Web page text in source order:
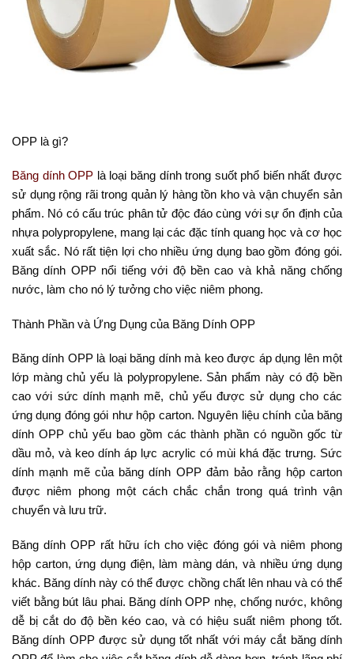
OPP là gì?
Băng dính OPP là loại băng dính trong suốt phổ biến nhất được
sử dụng rộng rãi trong quản lý hàng tồn kho và vận chuyển sản
phẩm. Nó có cấu trúc phân tử độc đáo cùng với sự ổn định của
nhựa polypropylene, mang lại các đặc tính quang học và cơ học
xuất sắc. Nó rất tiện lợi cho nhiều ứng dụng bao gồm đóng gói.
Băng dính OPP nổi tiếng với độ bền cao và khả năng chống
nước, làm cho nó lý tưởng cho việc niêm phong.
Thành Phần và Ứng Dụng của Băng Dính OPP
Băng dính OPP là loại băng dính mà keo được áp dụng lên một
lớp màng chủ yếu là polypropylene. Sản phẩm này có độ bền
cao với sức dính mạnh mẽ, chủ yếu được sử dụng cho các
ứng dụng đóng gói như hộp carton. Nguyên liệu chính của băng
dính OPP chủ yếu bao gồm các thành phần có nguồn gốc từ
dầu mỏ, và keo dính áp lực acrylic có mùi khá đặc trưng. Sức
dính mạnh mẽ của băng dính OPP đảm bảo rằng hộp carton
được niêm phong một cách chắc chắn trong quá trình vận
chuyển và lưu trữ.
Băng dính OPP rất hữu ích cho việc đóng gói và niêm phong
hộp carton, ứng dụng điện, làm màng dán, và nhiều ứng dụng
khác. Băng dính này có thể được chồng chất lên nhau và có thể
viết bằng bút lâu phai. Băng dính OPP nhẹ, chống nước, không
dễ bị cắt do độ bền kéo cao, và có hiệu suất niêm phong tốt.
Băng dính OPP được sử dụng tốt nhất với máy cắt băng dính